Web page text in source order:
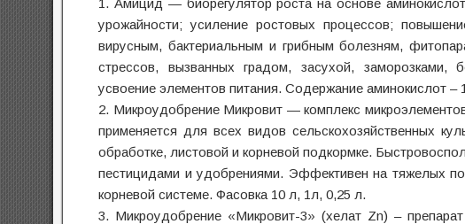
1. Амицид — биорегулятор роста на основе
урожайности; усиление ростовых процессов;
вирусным, бактериальным и грибным болезням,
стрессов, вызванных градом, засухой, заморозками,
усвоение элементов питания. Содержание аминокислот –
2. Микроудобрение Микровит — комплекс
применяется для всех видов сельскохозяйственных
обработке, листовой и корневой подкормке.
пестицидами и удобрениями. Эффективен на тяжелых
корневой системе. Фасовка 10 л, 1л, 0,25 л.
3. Микроудобрение «Микровит-3» (хелат Zn) –